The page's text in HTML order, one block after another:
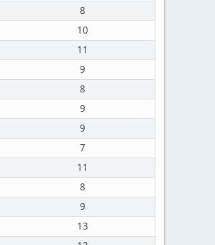
8
10
11
9
8
9
9
7
11
8
9
13